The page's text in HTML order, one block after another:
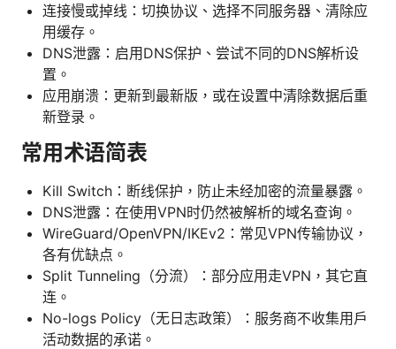
连接慢或掉线：切换协议、选择不同服务器、清除应
用缓存。
DNS泄露：启用DNS保护、尝试不同的DNS解析设
置。
应用崩溃：更新到最新版，或在设置中清除数据后重
新登录。
常用术语简表
Kill Switch：断线保护，防止未经加密的流量暴露。
DNS泄露：在使用VPN时仍然被解析的域名查询。
WireGuard/OpenVPN/IKEv2：常见VPN传输协议，
各有优缺点。
Split Tunneling（分流）：部分应用走VPN，其它直
连。
No-logs Policy（无日志政策）：服务商不收集用户
活动数据的承诺。